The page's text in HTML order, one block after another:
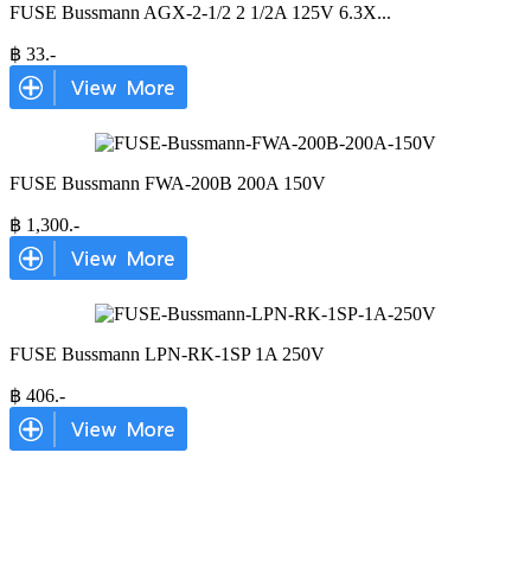
FUSE Bussmann AGX-2-1/2 2 1/2A 125V 6.3X...
฿ 33.-
FUSE Bussmann FWA-200B 200A 150V
฿ 1,300.-
FUSE Bussmann LPN-RK-1SP 1A 250V
฿ 406.-